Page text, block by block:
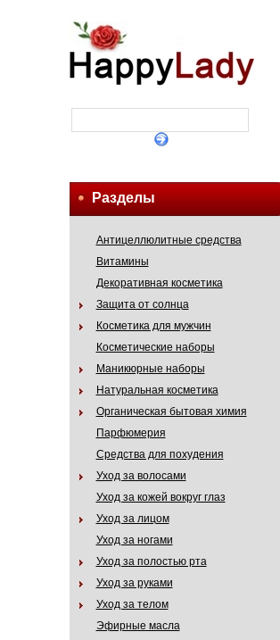
Разделы
Антицеллюлитные средства
Витамины
Декоративная косметика
Защита от солнца
Косметика для мужчин
Косметические наборы
Маникюрные наборы
Натуральная косметика
Органическая бытовая химия
Парфюмерия
Средства для похудения
Уход за волосами
Уход за кожей вокруг глаз
Уход за лицом
Уход за ногами
Уход за полостью рта
Уход за руками
Уход за телом
Эфирные масла